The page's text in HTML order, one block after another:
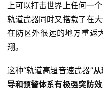
上可以打击世界上任何一
轨道武器同时又搭载了在
在防区外很远的地方重返
翔。
这种“轨道高超音速武器”从
导和预警体系有极强突防